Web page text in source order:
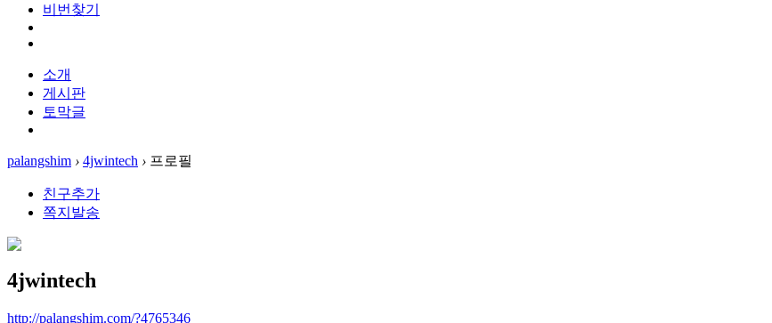
비번찾기
소개
게시판
토막글
palangshim › 4jwintech › 프로필
친구추가
쪽지발송
4jwintech
http://palangshim.com/?4765346